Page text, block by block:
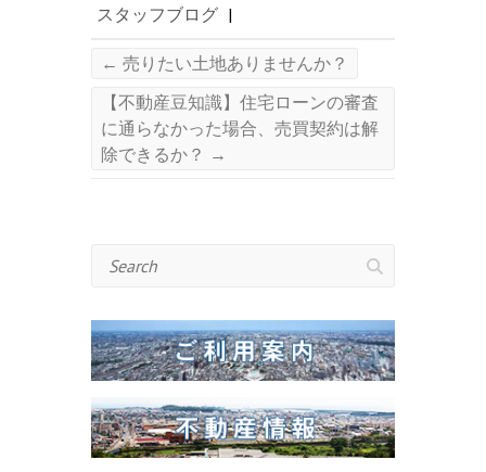
スタッフブログ |
← 売りたい土地ありませんか？
【不動産豆知識】住宅ローンの審査
に通らなかった場合、売買契約は解
除できるか？ →
Search